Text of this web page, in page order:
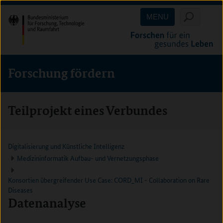
Direkt
zum
Inhalt
(Eingabetaste)
Direkt
zum
Hauptmenu
(Eingabetaste)
Direkt
zur
Suche
(Eingabetaste)
MENU
Forschung fördern
Teilprojekt eines Verbundes
Digitalisierung und Künstliche Intelligenz
Medizininformatik Aufbau- und Vernetzungsphase
Konsortien übergreifender Use Case: CORD_MI - Collaboration on Rare
Diseases
Datenanalyse